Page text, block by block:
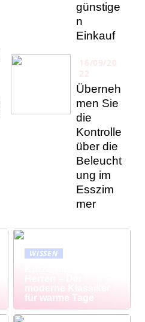
günstige
n
Einkauf
16/09/20
22
Überneh
men Sie
die
Kontrolle
über die
Beleucht
ung im
Esszim
mer
WISSEN
moderne Klassiker
für warme Tage